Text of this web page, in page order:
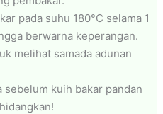
pada suhu 180°C selama 1
berwarna keperangan.
melihat samada adunan
kuih bakar pandan